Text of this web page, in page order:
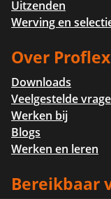
Uitzenden
Werving en
Over Proflex
Downloads
Veelgestelde
Werken bij
Blogs
Werken en leren
Bereikbaar